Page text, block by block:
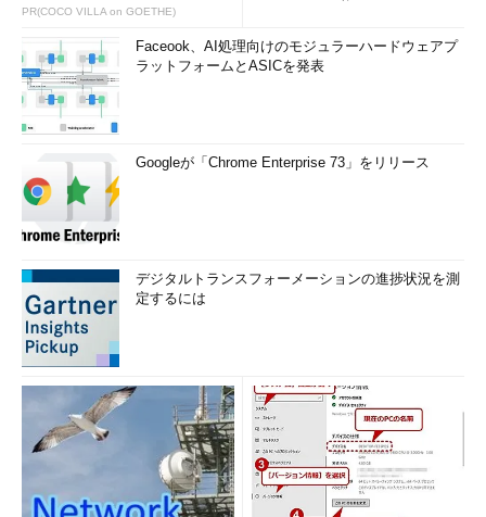
PR(COCO VILLA on GOETHE)
Faceook、AI処理向けのモジュラーハードウェアプ
ラットフォームとASICを発表
Googleが「Chrome Enterprise 73」をリリース
デジタルトランスフォーメーションの進捗状況を測
定するには